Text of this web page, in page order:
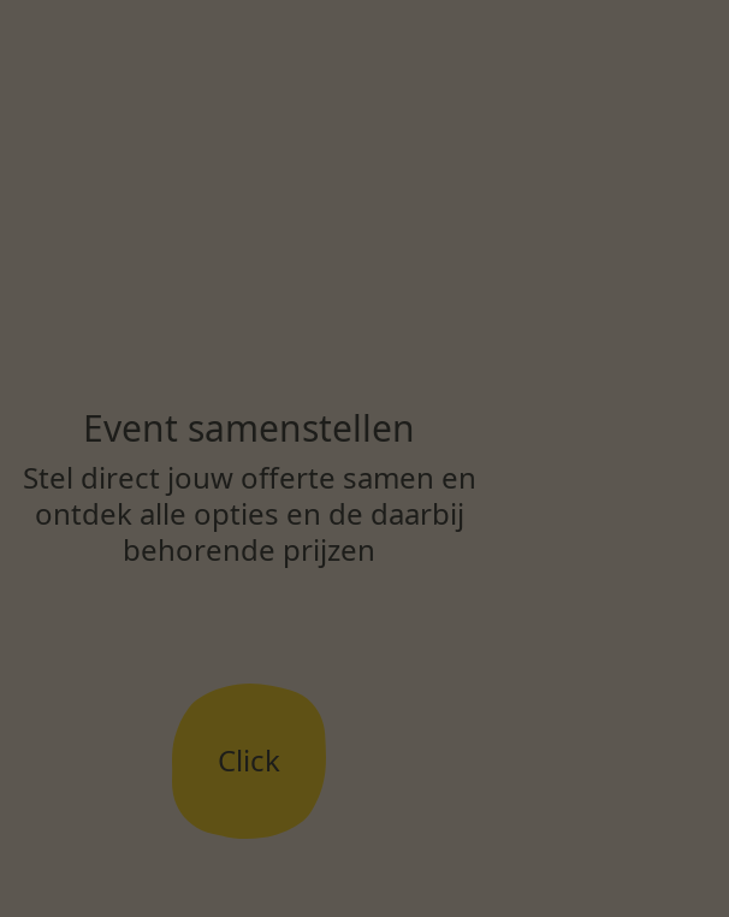
Event samenstellen
Stel direct jouw offerte samen en
ontdek alle opties en de daarbij
behorende prijzen
Click